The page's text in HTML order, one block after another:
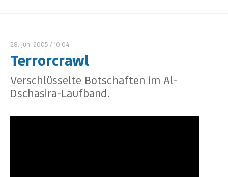
28. Juni 2005 / 10:04
Terrorcrawl
Verschlüsselte Botschaften im Al-
Dschasira-Laufband.